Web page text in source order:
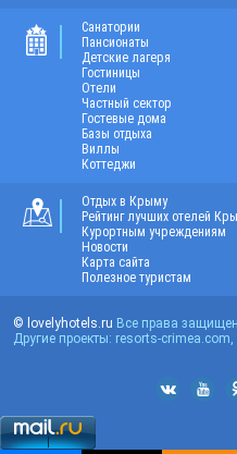
Санатории
Пансионаты
Детские лагеря
Гостиницы
Отели
Частный сектор
Гостевые дома
Базы отдыха
Виллы
Коттеджи
Отдых в Крыму
Рейтинг лучших отелей
Курортным учреждениям
Новости
Карта сайта
Полезное туристам
© lovelyhotels.ru Все права
Другие проекты: resorts-